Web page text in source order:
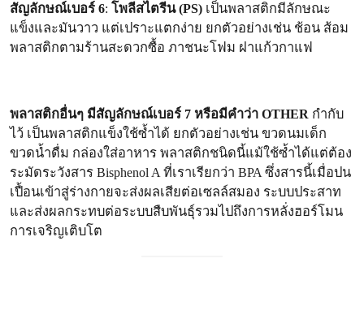
สัญลักษณ์เบอร์ 6: โพลีสไตรีน (PS) เป็นพลาสติกมีลักษณะ
แข็งและมันวาว แต่เปราะแตกง่าย ยกตัวอย่างเช่น ช้อน ส้อม
พลาสติกตามร้านสะดวกซื้อ ภาชนะโฟม ฝาแก้วกาแฟ
พลาสติกอื่นๆ มีสัญลักษณ์เบอร์ 7 หรือมีคำว่า OTHER กำกับ
ไว้ เป็นพลาสติกแข็งใช้ซ้ำได้ ยกตัวอย่างเช่น ขวดนมเด็ก
ขวดน้ำดื่ม กล่องใส่อาหาร พลาสติกชนิดนี้แม้ใช้ซ้ำได้แต่ต้อง
ระมัดระวังสาร Bisphenol A ที่เราเรียกว่า BPA ซึ่งสารนี้เมื่อปน
เปื้อนเข้าสู่ร่างกายจะส่งผลเสียต่อเซลล์สมอง ระบบประสาท
และส่งผลกระทบต่อระบบสืบพันธุ์รวมไปถึงการหลั่งฮอร์โมน
การเจริญเติบโต